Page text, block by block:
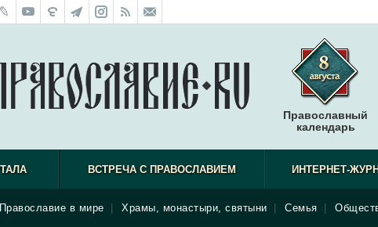
Православный
календарь
ВСТРЕЧА С ПРАВОСЛАВИЕМ ИНТЕРНЕТ-
Православие в мире Храмы, монастыри, святыни Семья